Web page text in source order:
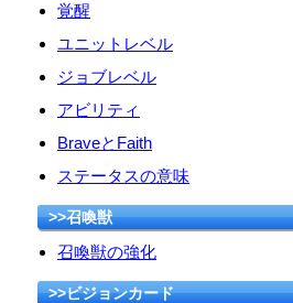
覚醒
ユニットレベル
ジョブレベル
アビリティ
BraveとFaith
ステータスの意味
>>召喚獣
召喚獣の強化
>>ビジョンカード